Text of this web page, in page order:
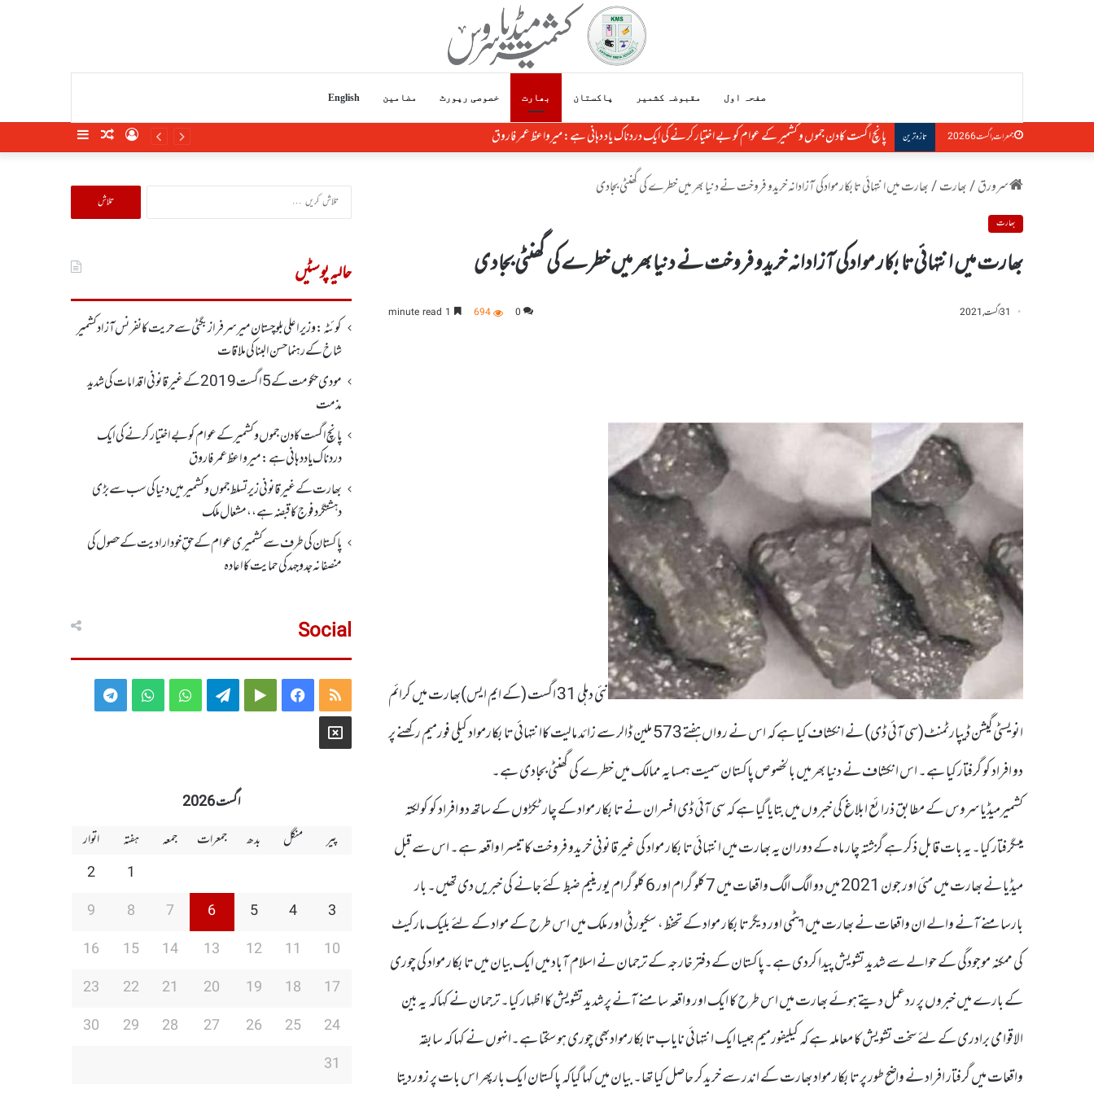
صفحہ اول مقبوضہ کشمیر پاکستان بھارت خصوصی رپورٹ مضامین English
جمعرات, اگست 6 2026 تازہ ترین پانچ اگست کادن جموں و کشمیر کے عوام کو بے اختیار کرنے کی ایک دردناک یاد دہانی ہے: میرواعظ عمر فاروق SidebarRandomLog
سرورق/بھارت/بھارت میں انتہائی تابکار موادکی آزادانہ خریدو فروخت نے دنیا بھر میں خطرے کی گھنٹی بجادی
بھارت
بھارت میں انتہائی تابکار موادکی آزادانہ خریدو فروخت نے دنیا بھر میں خطرے کی گھنٹی بجادی
31 اگست, 2021 0
694
نئی دہلی 31 اگست (کے ایم ایس)بھارت میں کرائم
انویسٹی گیشن ڈیپارٹمنٹ(سی آئی ڈی) نے انکشاف کیا ہے کہ اس نے رواں ہفتے 573 ملین ڈالر سے زائد مالیت کاانتہائی تابکارمواد کیلی فورمیم رکھنے پر
دو افراد کو گرفتار کیا ہے۔ اس انکشاف نے دنیا بھر میں بالخصوص پاکستان سمیت ہمسایہ ممالک میں خطرے کی گھنٹی بجادی ہے۔
کشمیرمیڈیا سروس کے مطابق ذرائع ابلاغ کی خبروں میں بتایا گیا ہے کہ سی آئی ڈی افسران نے تابکار مواد کے چار ٹکڑوں کے ساتھ دو افراد کو کولکتہ
میںگرفتار کیا۔یہ بات قابل ذکر ہے گزشتہ چار ماہ کے دوران یہ بھارت میں انتہائی تابکار مواد کی غیر قانونی خریدو فروخت کاتیسرا واقعہ ہے۔ اس سے قبل
میڈیا نے بھارت میں مئی اور جون 2021 میں دو الگ الگ واقعات میں 7 کلو گرام اور 6 کلو گرام یورینیم ضبط کئے جانے کی خبریں دی تھیں۔ بار
بارسامنے آنے والے ان واقعات نے بھارت میں ایٹمی اور دیگر تابکار مواد کے تحفظ ، سکیورٹی اور ملک میں اس طرح کے مواد کے لئے بلیک مارکیٹ
کی ممکنہ موجودگی کے حوالے سے شدید تشویش پیدا کردی ہے۔پاکستان کے دفتر خارجہ کے ترجمان نے اسلام آباد میں ایک بیان میں تابکار مواد کی چوری
کے بارے میں خبروں پر ردعمل دیتے ہوئے بھارت میں اس طرح کا ایک اور واقعہ سامنے آنے پرشدید تشویش کا اظہار کیا۔ ترجمان نے کہاکہ یہ بین
الاقوامی برادری کے لئے سخت تشویش کا معاملہ ہے کہ کیلیفورمیم جیسا ایک انتہائی نایاب تابکارموادبھی چوری ہوسکتا ہے۔انہوں نے کہا کہ سابقہ
واقعات میں گرفتار افراد نے واضح طور پر تابکار مواد بھارت کے اندر سے خریدکر حاصل کیا تھا۔ بیان میں کہا گیاکہ پاکستان ایک بارپھر اس بات پر زوردیتا
تلاش
کریں
حالیہ پوسٹیں
کوئٹہ : وزیر اعلی بلوچستان میر سرفراز بگٹی سے حریت کانفرنس آزاد کشمیر
شاخ کے رہنما حسن البنا کی ملاقات
مودی حکومت کے 5اگست2019کے غیر قانونی اقدامات کی شدید
مذمت
پانچ اگست کادن جموں و کشمیر کے عوام کو بے اختیار کرنے کی ایک
دردناک یاد دہانی ہے: میرواعظ عمر فاروق
بھارت کے غیر قانونی زیر تسلط جموں و کشمیر میں دنیا کی سب سے بڑی
دہشتگرد فوج کا قبضہ ہے،، مشعال ملک
پاکستان کی طرف سے کشمیری عوام کے حقِ خودارادیت کے حصول کی
منصفانہ جدوجہد کی حمایت کا اعادہ
Social
RSS
Facebook
Google
Telegram
WhatsApp
WhatsApp
Telegram
X
اگست 2026
پیر
منگل بدھ جمعرات جمعہ ہفتہ
اتوار
1
2
3
4
5
6
7
8
9
10
11
12
13
14
15
16
17
18
19
20
21
22
23
24
25
26
27
28
29
30
31